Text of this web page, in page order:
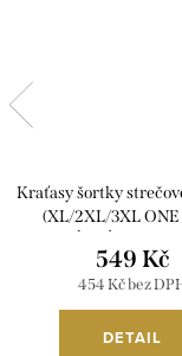
Kraťasy šortky
(XL/2XL/3XL ONE
454 Kč bez
549 Kč
DETAIL